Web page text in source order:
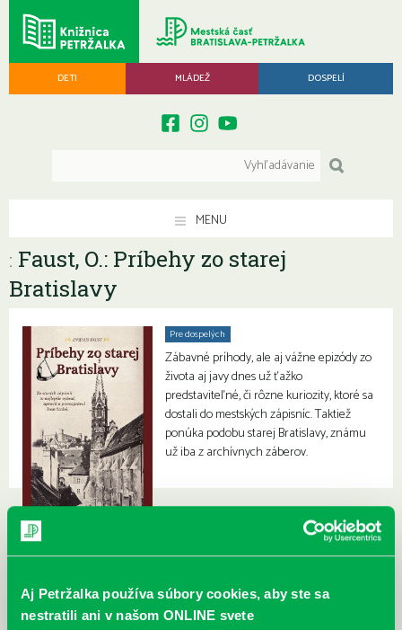
Aj Petržalka používa súbory cookies, aby ste sa
nestratili ani v našom ONLINE svete
DETI MLÁDEŽ DOSPELÍ
MENU
: Faust, O.: Príbehy zo starej
Bratislavy
Pre dospelých
Zábavné príhody, ale aj vážne epizódy zo
života aj javy dnes už ťažko
predstaviteľné, či rôzne kuriozity, ktoré sa
dostali do mestských zápisníc. Taktiež
ponúka podobu starej Bratislavy, známu
už iba z archívnych záberov.